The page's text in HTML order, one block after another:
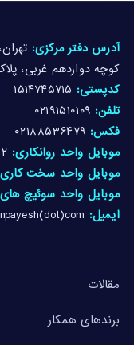
مقالات
برندهای همکار
آدرس دفتر مرکزی:
کوچه دوازدهم غربی، پلاک ۶/۱ ،
کدپستی: ۱۵۱۴۷۴۵۷۱۵
تلفن: ۰۲۱۹۱۵۱۰۱۰۹
فکس: ۰۲۱۸۸۵۳۶۴۷۹
موبایل واحد روانکاری:
موبایل واحد سخت
موبایل واحد سوئیچ
ایمیل: